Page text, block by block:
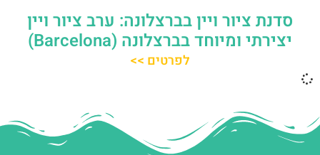
סדנת ציור ויין בברצלונה: ערב ציור ויין
יצירתי ומיוחד בברצלונה (Barcelona)
לפרטים >>